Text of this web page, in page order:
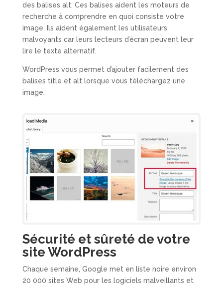
des balises alt. Ces balises aident les moteurs de
recherche à comprendre en quoi consiste votre
image. Ils aident également les utilisateurs
malvoyants car leurs lecteurs d’écran peuvent leur
lire le texte alternatif.
WordPress vous permet d’ajouter facilement des
balises title et alt lorsque vous téléchargez une
image.
Sécurité et sûreté de votre
site WordPress
Chaque semaine, Google met en liste noire environ
20 000 sites Web pour les logiciels malveillants et